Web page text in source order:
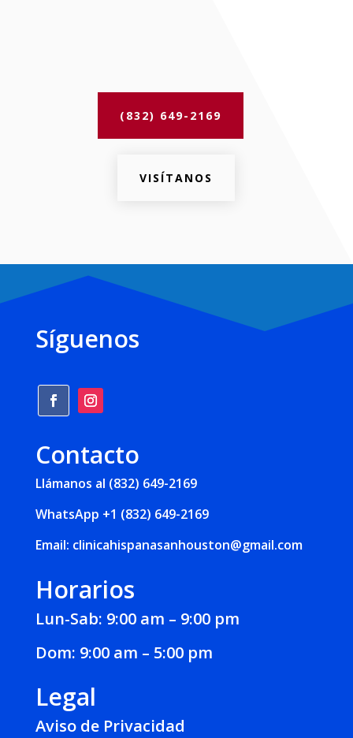
(832) 649-2169
VISÍTANOS
Síguenos
Contacto
Llámanos al (832) 649-2169
WhatsApp +1 (832) 649-2169
Email: clinicahispanasanhouston@gmail.com
Horarios
Lun-Sab: 9:00 am – 9:00 pm
Dom: 9:00 am – 5:00 pm
Legal
Aviso de Privacidad